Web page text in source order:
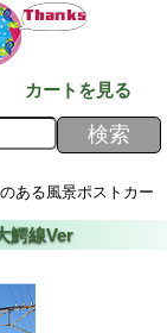
カートを見る
ある風景ポストカー